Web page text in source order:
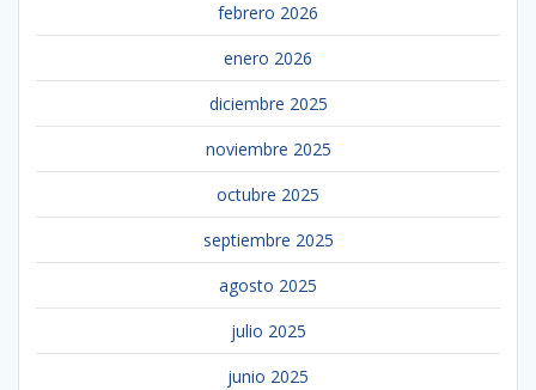
febrero 2026
enero 2026
diciembre 2025
noviembre 2025
octubre 2025
septiembre 2025
agosto 2025
julio 2025
junio 2025